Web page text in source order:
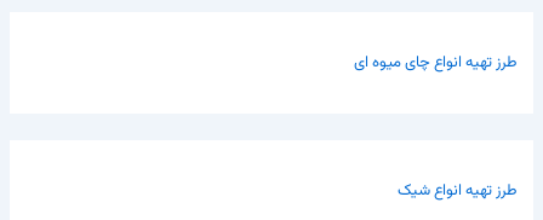
طرز تهیه انواع چای میوه ای
طرز تهیه انواع شیک